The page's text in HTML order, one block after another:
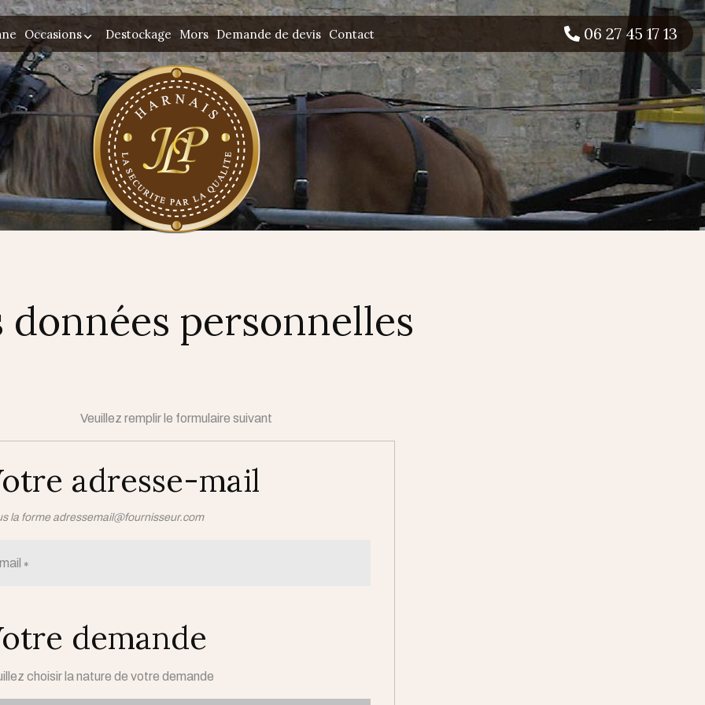
Occasions Destockage Mors Demande de devis Contact 06 27 45 17 13
données personnelles
Veuillez remplir le formulaire suivant
adresse-mail
la forme adressemail@fournisseur.com
demande
choisir la nature de votre demande